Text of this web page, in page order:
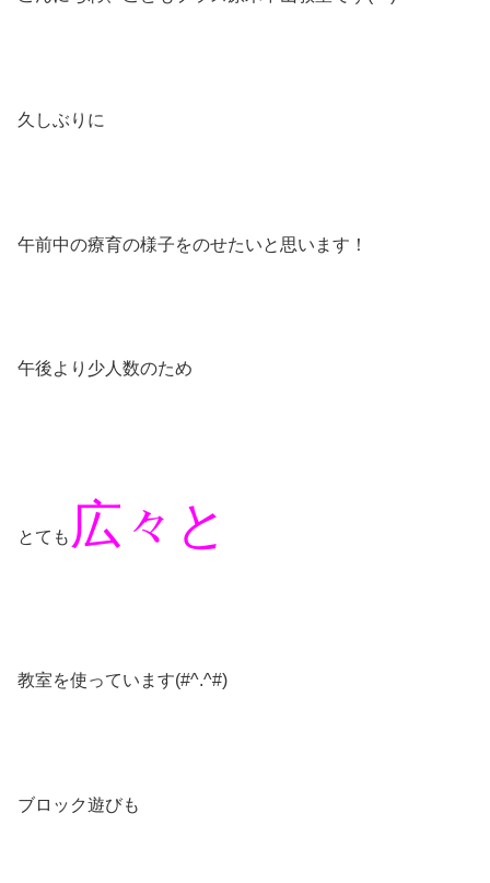
久しぶりに
午前中の療育の様子をのせたいと思います！
午後より少人数のため
とても 広々と
教室を使っています(#^.^#)
ブロック遊びも